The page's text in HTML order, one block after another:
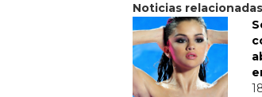
Noticias relacionadas